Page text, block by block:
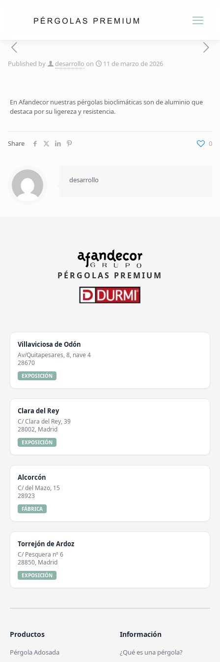
Published by desarrollo on 11 de marzo de 2026
En Afandecor nuestras pérgolas bioclimáticas son de aluminio que
destaca por su ligereza y resistencia.
Share 0
desarrollo
PÉRGOLAS PREMIUM
Villaviciosa de Odón
Av/Quitapesares, 8, nave 4
28670
EXPOSICIÓN
Clara del Rey
C/ Clara del Rey, 39
28002, Madrid
EXPOSICIÓN
Alcorcón
C/ del Mazo, 15
28923
FÁBRICA
Torrejón de Ardoz
C/ Pesquera nº 6
28850, Madrid
EXPOSICIÓN
Productos
Pérgola Adosada
Información
¿Qué es una pérgola?